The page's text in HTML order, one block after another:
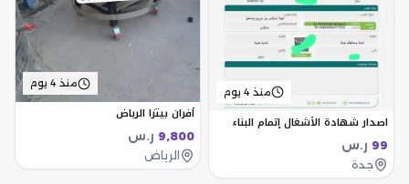
منذ 4 يوم
اصدار شهادة الأشغال إتمام البناء
99 ر.س
جدة
منذ 4 يوم
أفران بيتزا الرياض
9,800 ر.س
الرياض